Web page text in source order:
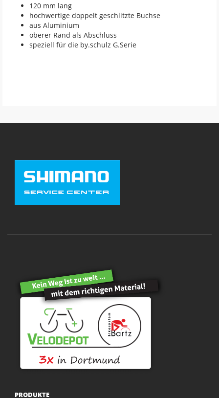
120 mm lang
hochwertige doppelt geschlitzte Buchse
aus Aluminium
oberer Rand als Abschluss
speziell für die by.schulz G.Serie
PRODUKTE